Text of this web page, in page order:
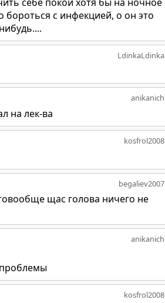
бороться с инфекцией, о он это
LdinkaLdinka
anikanich
на лек-ва
kosfrol2008
begaliev2007
щас голова ничего не
anikanich
проблемы
kosfrol2008